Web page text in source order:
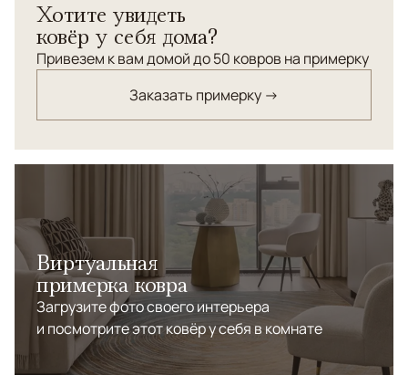
Хотите увидеть
ковёр у себя дома?
Привезем к вам домой до 50 ковров на примерку
Заказать примерку →
Виртуальная
примерка ковра
Загрузите фото своего интерьера
и посмотрите этот ковёр у себя в комнате